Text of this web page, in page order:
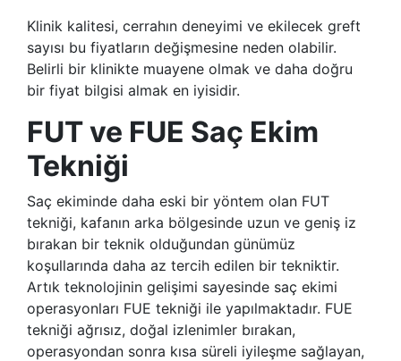
Klinik kalitesi, cerrahın deneyimi ve ekilecek greft
sayısı bu fiyatların değişmesine neden olabilir.
Belirli bir klinikte muayene olmak ve daha doğru
bir fiyat bilgisi almak en iyisidir.
FUT ve FUE Saç Ekim
Tekniği
Saç ekiminde daha eski bir yöntem olan FUT
tekniği, kafanın arka bölgesinde uzun ve geniş iz
bırakan bir teknik olduğundan günümüz
koşullarında daha az tercih edilen bir tekniktir.
Artık teknolojinin gelişimi sayesinde saç ekimi
operasyonları FUE tekniği ile yapılmaktadır. FUE
tekniği ağrısız, doğal izlenimler bırakan,
operasyondan sonra kısa süreli iyileşme sağlayan,